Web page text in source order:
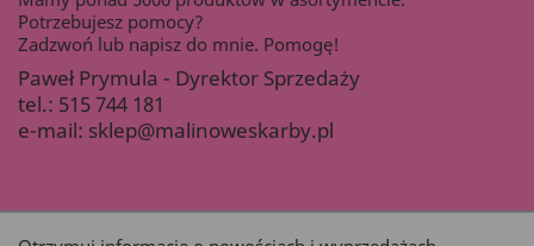
Potrzebujesz pomocy?
Zadzwoń lub napisz do mnie. Pomogę!
Paweł Prymula - Dyrektor Sprzedaży
tel.: 515 744 181
e-mail: sklep@malinoweskarby.pl